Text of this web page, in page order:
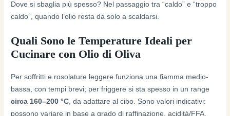
Dove si sbaglia più spesso? Nel passaggio tra “caldo” e “troppo
caldo”, quando l’olio resta da solo a scaldarsi.
Quali Sono le Temperature Ideali per
Cucinare con Olio di Oliva
Per soffritti e rosolature leggere funziona una fiamma medio-
bassa, con tempi brevi; per friggere si sta spesso in un range
circa 160–200 °C , da adattare al cibo. Sono valori indicativi:
possono variare in base a grado di raffinazione, acidità/FFA,